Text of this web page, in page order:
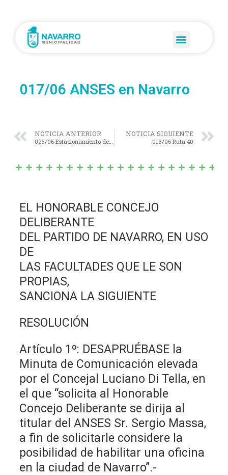
017/06 ANSES en Navarro
NOTICIA ANTERIOR
025/06 Estacionamiento de camiones
NOTICIA SIGUIENTE
013/06 Ruta 40
EL HONORABLE CONCEJO
DELIBERANTE
DEL PARTIDO DE NAVARRO, EN USO
DE
LAS FACULTADES QUE LE SON
PROPIAS,
SANCIONA LA SIGUIENTE
RESOLUCIÓN
Artículo 1º: DESAPRUÉBASE la
Minuta de Comunicación elevada
por el Concejal Luciano Di Tella, en
el que “solicita al Honorable
Concejo Deliberante se dirija al
titular del ANSES Sr. Sergio Massa,
a fin de solicitarle considere la
posibilidad de habilitar una oficina
en la ciudad de Navarro”.-